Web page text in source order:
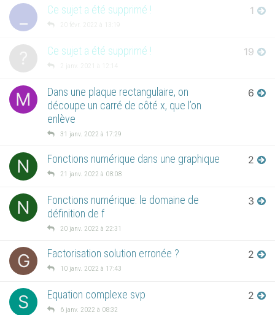
Ce sujet a été supprimé !
20 févr. 2022 à 13:19
1
Ce sujet a été supprimé !
2 janv. 2021 à 12:14
19
M
Dans une plaque rectangulaire, on
découpe un carré de côté x, que l’on
enlève
31 janv. 2022 à 17:29
6
N Fonctions numérique dans une graphique
21 janv. 2022 à 08:08
2
N
Fonctions numérique: le domaine de
définition de f
20 janv. 2022 à 22:31
3
G Factorisation solution erronée ?
10 janv. 2022 à 17:43
2
S Equation complexe svp
6 janv. 2022 à 08:32
2